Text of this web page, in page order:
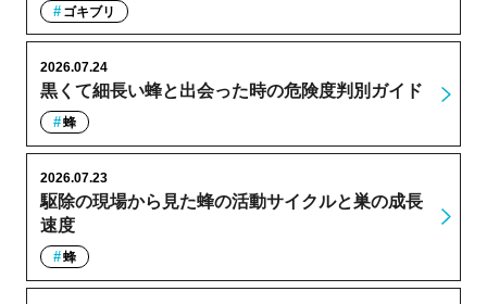
ゴキブリ
黒くて細長い蜂と出会った時の危険度判別ガイド
2026.07.24
蜂
駆除の現場から見た蜂の活動サイクルと巣の成長
速度
2026.07.23
蜂